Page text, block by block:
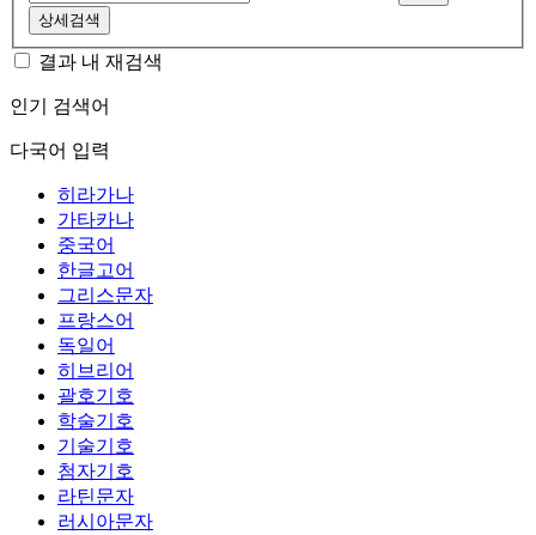
상세검색
결과 내 재검색
인기 검색어
다국어 입력
히라가나
가타카나
중국어
한글고어
그리스문자
프랑스어
독일어
히브리어
괄호기호
학술기호
기술기호
첨자기호
라틴문자
러시아문자